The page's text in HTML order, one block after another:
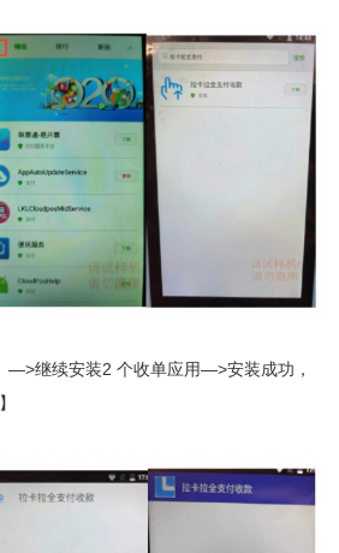
继续安装2 个收单应用—>安装成功，